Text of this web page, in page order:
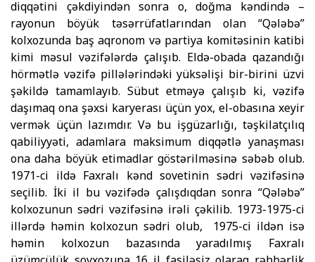
diqqətini çəkdiyindən sonra o, doğma kəndində –
rayonun bö­yük təsərrüfatlarından olan “Qələbə”
kolxozunda baş aqronom və partiya komitə­sinin katibi
kimi məsul vəzifələrdə çalışıb. Eldə-obada qazandığı
hörmətlə vəzifə pillələrindəki yüksəlişi bir-birini üzvi
şəkildə tamamlayıb. Sübut etməyə çalışıb ki, vəzifə
daşımaq ona şəxsi karyerası üçün yox, el-obasına xeyir
vermək üçün lazımdır. Və bu işgüzarlığı, təşkilatçılıq
qabi­liy­yəti, adamlara maksimum diqqətlə yanaşması
ona daha böyük etimadlar göstərilməsinə səbəb olub.
1971-ci ildə Faxralı kənd sovetinin sədri vəzifəsinə
seçilib. İki il bu vəzifədə çalışdıqdan sonra “Qələbə”
kolxozunun sədri vəzifəsinə irəli çəkilib. 1973-1975-ci
illərdə həmin kolxozun sədri olub, 1975-ci ildən isə
həmin kolxozun bazasında yaradılmış Faxralı